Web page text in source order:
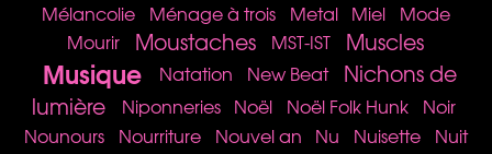
Mélancolie Ménage à trois Metal Miel Mode
Mourir
Moustaches MST-IST Muscles
Musique Natation New Beat
Nichons de
lumière
Niponneries Noël Noël Folk Hunk Noir
Nounours Nourriture Nouvel an Nu Nuisette Nuit